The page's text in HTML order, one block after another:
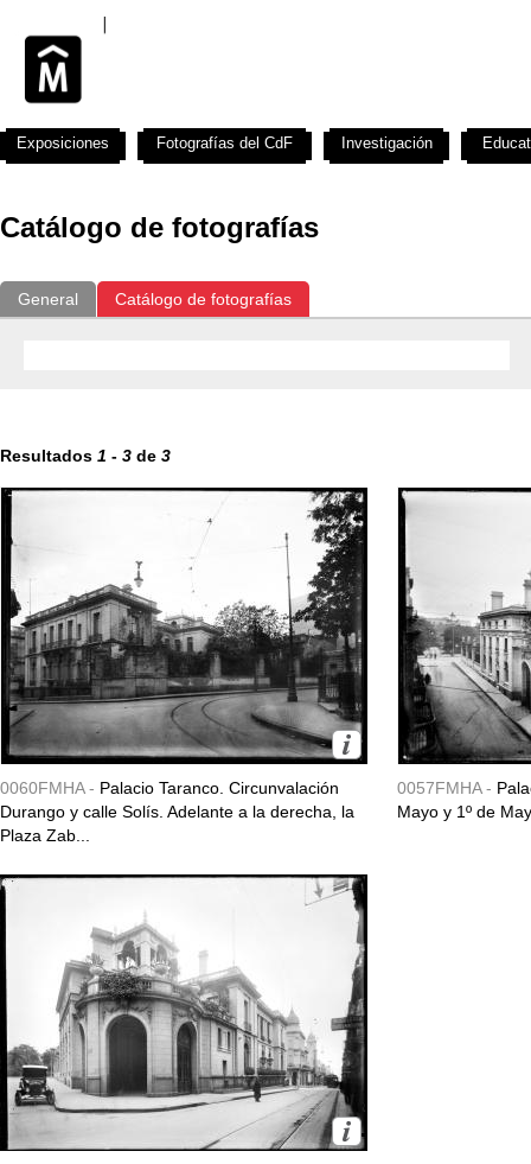
Catálogo de fotografías
General Catálogo de fotografías
Resultados 1 - 3 de 3
0060FMHA - Palacio Taranco. Circunvalación
Durango y calle Solís. Adelante a la derecha, la
Plaza Zab...
0057FMHA -
Mayo y 1º de
Exposiciones Fotografías del CdF Investigación